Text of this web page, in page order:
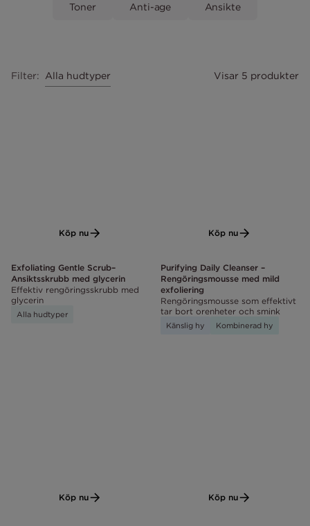
Toner Anti-age Ansikte
Filter: Alla hudtyper Visar 5 produkter
Köp nu
Exfoliating Gentle Scrub–
Ansiktsskrubb med glycerin
Effektiv rengöringsskrubb med
glycerin
Alla hudtyper
Köp nu
Purifying Daily Cleanser –
Rengöringsmousse med mild
exfoliering
Rengöringsmousse som effektivt
tar bort orenheter och smink
Känslig hy Kombinerad hy
Köp nu Köp nu